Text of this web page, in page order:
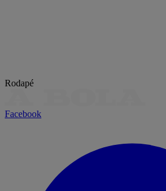
Rodapé
Facebook